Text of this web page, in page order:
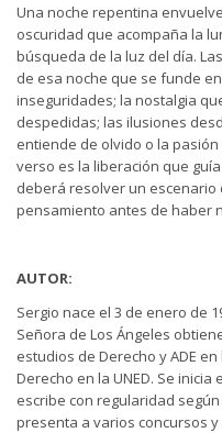
Una noche repentina
oscuridad que acompaña la
búsqueda de la luz del día.
de esa noche que se funde
inseguridades; la nostalgia
despedidas; las ilusiones
entiende de olvido o la
verso es la liberación que
deberá resolver un
pensamiento antes de haber
AUTOR:
Sergio nace el 3 de enero de
Señora de Los Ángeles
estudios de Derecho y ADE
Derecho en la UNED. Se
escribe con regularidad
presenta a varios concursos